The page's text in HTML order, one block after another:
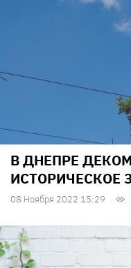
В ДНЕПРЕ
ИСТОРИЧЕСКОЕ
08 Ноября 2022 15:29